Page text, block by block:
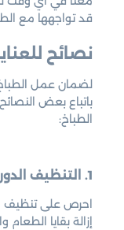
قد تواجهها مع
نصائح
لضمان عمل
باتباع بعض
الطباخ:
1. التنظيف الدوري للطباخ
احرص على تنظيف
إزالة بقايا